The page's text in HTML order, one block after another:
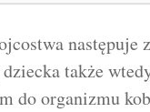
następuje
także
do organizmu